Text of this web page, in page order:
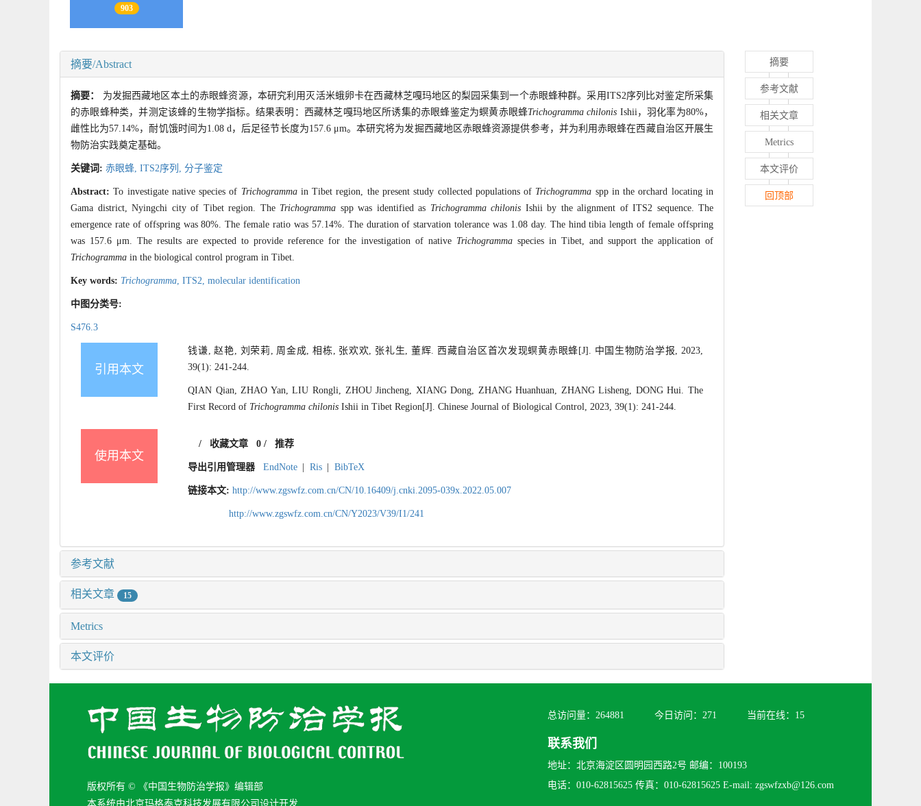
903
摘要/Abstract
摘要： 为发掘西藏地区本土的赤眼蜂资源，本研究利用灭活米蛾卵卡在西藏林芝嘎玛地区的梨园采集到一个赤眼蜂种群。采用ITS2序列比对鉴定所采集
的赤眼蜂种类，并测定该蜂的生物学指标。结果表明：西藏林芝嘎玛地区所诱集的赤眼蜂鉴定为螟黄赤眼蜂Trichogramma chilonis Ishii，羽化率为80%，
雌性比为57.14%，耐饥饿时间为1.08 d，后足径节长度为157.6 μm。本研究将为发掘西藏地区赤眼蜂资源提供参考，并为利用赤眼蜂在西藏自治区开展生
物防治实践奠定基础。
关键词: 赤眼蜂, ITS2序列, 分子鉴定
Abstract:To investigate native species of Trichogrammain Tibet region, the present study collected populations of Trichogramma spp in the orchard locating in
Gama district, Nyingchi city of Tibet region. The Trichogramma spp was identified as Trichogramma chilonis Ishii by the alignment of ITS2 sequence. The
emergence rate of offspring was 80%. The female ratio was 57.14%. The duration of starvation tolerance was 1.08 day. The hind tibia length of female offspring
was 157.6 μm. The results are expected to provide reference for the investigation of native Trichogramma species in Tibet, and support the application of
Trichogramma in the biological control program in Tibet.
Key words: Trichogramma, ITS2, molecular identification
中图分类号:
S476.3
引用本文
钱谦, 赵艳, 刘荣莉, 周金成, 相栋, 张欢欢, 张礼生, 董辉. 西藏自治区首次发现螟黄赤眼蜂[J]. 中国生物防治学报, 2023,
39(1): 241-244.
QIAN Qian, ZHAO Yan, LIU Rongli, ZHOU Jincheng, XIANG Dong, ZHANG Huanhuan, ZHANG Lisheng, DONG Hui. The
First Record of Trichogramma chilonis Ishii in Tibet Region[J]. Chinese Journal of Biological Control, 2023, 39(1): 241-244.
使用本文
/ 收藏文章 0/ 推荐
导出引用管理器 EndNote Ris BibTeX
链接本文: http://www.zgswfz.com.cn/CN/10.16409/j.cnki.2095-039x.2022.05.007
http://www.zgswfz.com.cn/CN/Y2023/V39/I1/241
参考文献
相关文章 15
Metrics
本文评价
摘要
参考文献
相关文章
Metrics
本文评价
回顶部
版权所有 © 《中国生物防治学报》编辑部
本系统由北京玛格泰克科技发展有限公司设计开发
总访问量： 264881 今日访问： 271 当前在线： 15
联系我们
地址：北京海淀区圆明园西路2号 邮编：100193
电话：010-62815625 传真：010-62815625 E-mail: zgswfzxb@126.com